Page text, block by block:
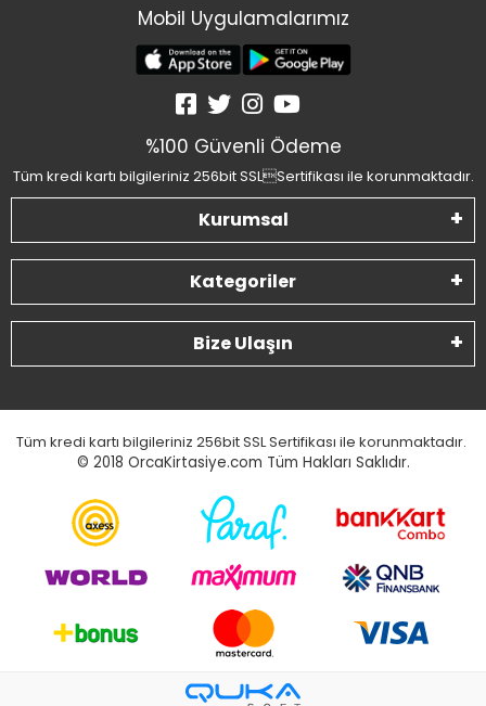
Mobil Uygulamalarımız
%100 Güvenli Ödeme
Tüm kredi kartı bilgileriniz 256bit SSLSertifikası ile korunmaktadır.
Kurumsal
Kategoriler
Bize Ulaşın
Tüm kredi kartı bilgileriniz 256bit SSL Sertifikası ile korunmaktadır.
© 2018 OrcaKirtasiye.com Tüm Hakları Saklıdır.